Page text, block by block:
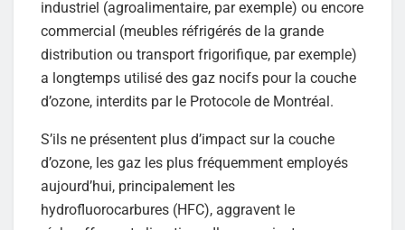
industriel (agroalimentaire, par exemple) ou encore
commercial (meubles réfrigérés de la grande
distribution ou transport frigorifique, par exemple)
a longtemps utilisé des gaz nocifs pour la couche
d’ozone, interdits par le Protocole de Montréal.
S’ils ne présentent plus d’impact sur la couche
d’ozone, les gaz les plus fréquemment employés
aujourd’hui, principalement les
hydrofluorocarbures (HFC), aggravent le